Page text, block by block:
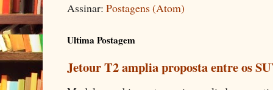
Assinar: Postagens (Atom)
Ultima Postagem
Jetour T2 amplia proposta entre os